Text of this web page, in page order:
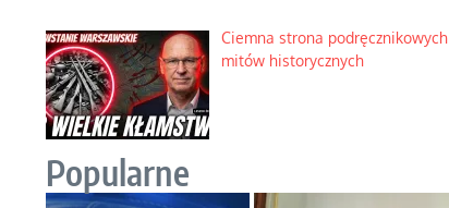
Ciemna strona podręcznikowych
mitów historycznych
Popularne